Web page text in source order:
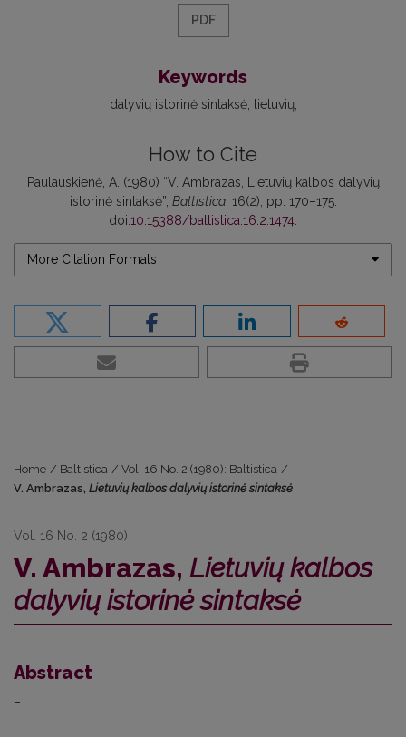
PDF
Keywords
dalyvių istorinė sintaksė lietuvių
How to Cite
Paulauskienė, A. (1980) “V. Ambrazas, Lietuvių kalbos dalyvių
istorinė sintaksė”, Baltistica, 16(2), pp. 170–175.
doi:10.15388/baltistica.16.2.1474
More Citation Formats
Home / Baltistica / Vol. 16 No. 2 (1980): Baltistica /
V. Ambrazas, Lietuvių kalbos dalyvių istorinė sintaksė
Vol. 16 No. 2 (1980)
V. Ambrazas, Lietuvių kalbos
dalyvių istorinė sintaksė
Abstract
–